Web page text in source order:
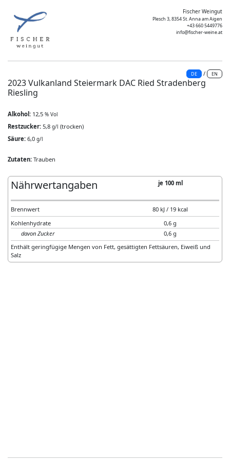
Fischer Weingut
Plesch 3, 8354 St. Anna am Aigen
+43 660 5449776
info@fischer-weine.at
DE / EN
2023 Vulkanland Steiermark DAC Ried Stradenberg
Riesling
Alkohol: 12,5 % Vol
Restzucker: 5,8 g/l (trocken)
Säure: 6,0 g/l
Zutaten: Trauben
Nährwertangaben je 100 ml
Brennwert
80 kJ / 19 kcal
Kohlenhydrate
0,6 g
davon Zucker
0,6 g
Enthält geringfügige Mengen von Fett, gesättigten Fettsäuren, Eiweiß und
Salz